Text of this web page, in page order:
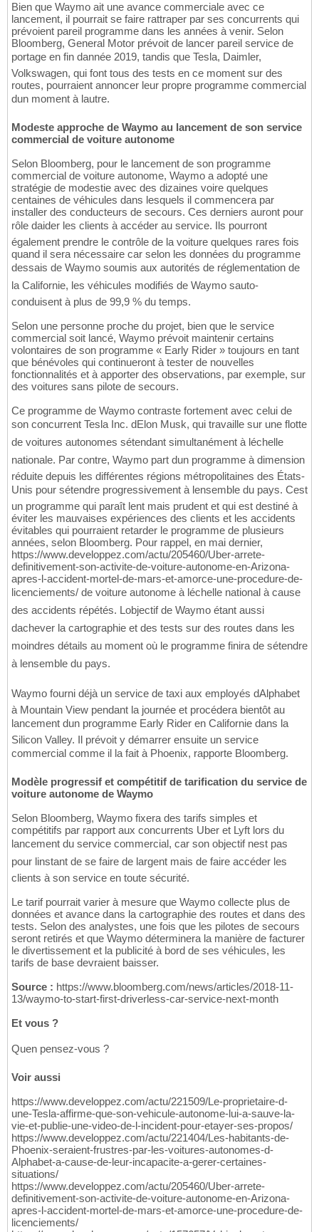
Bien que Waymo ait une avance commerciale avec ce
lancement, il pourrait se faire rattraper par ses concurrents qui
prévoient pareil programme dans les années à venir. Selon
Bloomberg, General Motor prévoit de lancer pareil service de
portage en fin dannée 2019, tandis que Tesla, Daimler,
Volkswagen, qui font tous des tests en ce moment sur des
routes, pourraient annoncer leur propre programme commercial
dun moment à lautre.
Modeste approche de Waymo au lancement de son service
commercial de voiture autonome
Selon Bloomberg, pour le lancement de son programme
commercial de voiture autonome, Waymo a adopté une
stratégie de modestie avec des dizaines voire quelques
centaines de véhicules dans lesquels il commencera par
installer des conducteurs de secours. Ces derniers auront pour
rôle daider les clients à accéder au service. Ils pourront
également prendre le contrôle de la voiture quelques rares fois
quand il sera nécessaire car selon les données du programme
dessais de Waymo soumis aux autorités de réglementation de
la Californie, les véhicules modifiés de Waymo sauto-
conduisent à plus de 99,9 % du temps.
Selon une personne proche du projet, bien que le service
commercial soit lancé, Waymo prévoit maintenir certains
volontaires de son programme « Early Rider » toujours en tant
que bénévoles qui continueront à tester de nouvelles
fonctionnalités et à apporter des observations, par exemple, sur
des voitures sans pilote de secours.
Ce programme de Waymo contraste fortement avec celui de
son concurrent Tesla Inc. dElon Musk, qui travaille sur une flotte
de voitures autonomes sétendant simultanément à léchelle
nationale. Par contre, Waymo part dun programme à dimension
réduite depuis les différentes régions métropolitaines des États-
Unis pour sétendre progressivement à lensemble du pays. Cest
un programme qui paraît lent mais prudent et qui est destiné à
éviter les mauvaises expériences des clients et les accidents
évitables qui pourraient retarder le programme de plusieurs
années, selon Bloomberg. Pour rappel, en mai dernier,
https://www.developpez.com/actu/205460/Uber-arrete-
definitivement-son-activite-de-voiture-autonome-en-Arizona-
apres-l-accident-mortel-de-mars-et-amorce-une-procedure-de-
licenciements/ de voiture autonome à léchelle national à cause
des accidents répétés. Lobjectif de Waymo étant aussi
dachever la cartographie et des tests sur des routes dans les
moindres détails au moment où le programme finira de sétendre
à lensemble du pays.
Waymo fourni déjà un service de taxi aux employés dAlphabet
à Mountain View pendant la journée et procédera bientôt au
lancement dun programme Early Rider en Californie dans la
Silicon Valley. Il prévoit y démarrer ensuite un service
commercial comme il la fait à Phoenix, rapporte Bloomberg.
Modèle progressif et compétitif de tarification du service de
voiture autonome de Waymo
Selon Bloomberg, Waymo fixera des tarifs simples et
compétitifs par rapport aux concurrents Uber et Lyft lors du
lancement du service commercial, car son objectif nest pas
pour linstant de se faire de largent mais de faire accéder les
clients à son service en toute sécurité.
Le tarif pourrait varier à mesure que Waymo collecte plus de
données et avance dans la cartographie des routes et dans des
tests. Selon des analystes, une fois que les pilotes de secours
seront retirés et que Waymo déterminera la manière de facturer
le divertissement et la publicité à bord de ses véhicules, les
tarifs de base devraient baisser.
Source : https://www.bloomberg.com/news/articles/2018-11-
13/waymo-to-start-first-driverless-car-service-next-month
Et vous ?
Quen pensez-vous ?
Voir aussi
https://www.developpez.com/actu/221509/Le-proprietaire-d-
une-Tesla-affirme-que-son-vehicule-autonome-lui-a-sauve-la-
vie-et-publie-une-video-de-l-incident-pour-etayer-ses-propos/
https://www.developpez.com/actu/221404/Les-habitants-de-
Phoenix-seraient-frustres-par-les-voitures-autonomes-d-
Alphabet-a-cause-de-leur-incapacite-a-gerer-certaines-
situations/
https://www.developpez.com/actu/205460/Uber-arrete-
definitivement-son-activite-de-voiture-autonome-en-Arizona-
apres-l-accident-mortel-de-mars-et-amorce-une-procedure-de-
licenciements/